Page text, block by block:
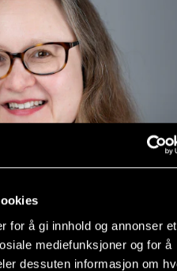
for å gi innhold og annonser et
mediefunksjoner og for å
dessuten informasjon om